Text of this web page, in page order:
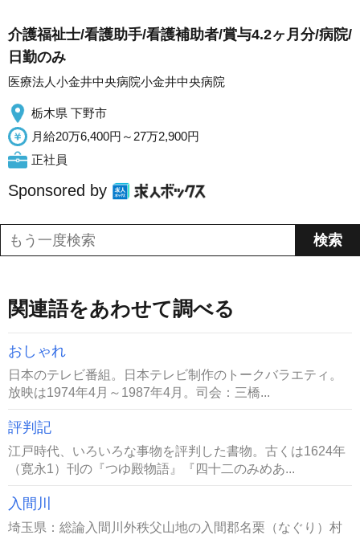
介護福祉士/看護助手/看護補助者/賞与4.2ヶ月分/病院/
日勤のみ
医療法人小金井中央病院小金井中央病院
栃木県 下野市
月給20万6,400円～27万2,900円
正社員
Sponsored by
関連語をあわせて調べる
おしゃれ
日本のテレビ番組。日本テレビ制作のトークバラエティ。
放映は1974年4月～1987年4月。司会：三橋...
評判記
江戸時代、いろいろな事物を評判した書物。古くは1624年
（寛永1）刊の『つゆ殿物語』『四十二のみめあ...
入間川
埼玉県：総論入間川外秩父山地の入間郡名栗（なぐり）村